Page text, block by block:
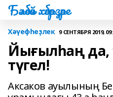
Бәләбәй хәбәрҙәре
Хәүефһеҙлек 9 СЕНТЯБРЯ 2019,
Йығылһаң
түгел!
Аксаков ауылының